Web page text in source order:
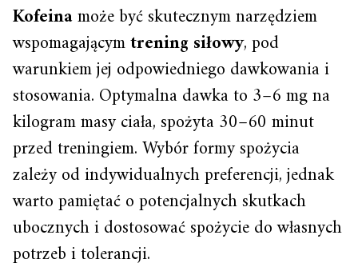
Kofeinamoże być skutecznym narzędziem
wspomagającymtrening siłowy, pod
warunkiem jej odpowiedniego dawkowania i
stosowania. Optymalna dawka to 3–6 mg na
kilogram masy ciała, spożyta 30–60 minut
przed treningiem. Wybór formy spożycia
zależy od indywidualnych preferencji, jednak
warto pamiętać o potencjalnych skutkach
ubocznych i dostosować spożycie do własnych
potrzeb i tolerancji.